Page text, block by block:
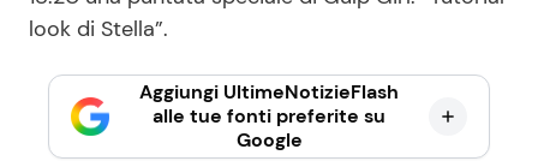
look di Stella”.
Aggiungi UltimeNotizieFlash
alle tue fonti preferite su
Google